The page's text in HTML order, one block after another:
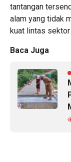
tantangan
alam yang tidak
kuat lintas sektor
Baca Juga